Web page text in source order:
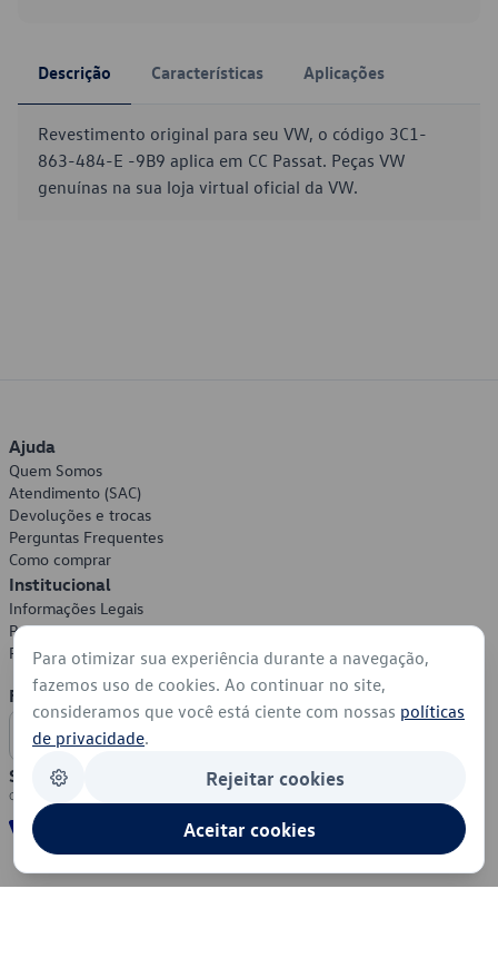
Descrição Características Aplicações
Revestimento original para seu VW, o código 3C1-
863-484-E -9B9 aplica em CC Passat. Peças VW
genuínas na sua loja virtual oficial da VW.
Ajuda
Quem Somos
Atendimento (SAC)
Devoluções e trocas
Perguntas Frequentes
Como comprar
Institucional
Informações Legais
Política de Privacidade
Política de Cookies
Formas de Pagamento
Segurança
Para otimizar sua experiência durante a navegação,
fazemos uso de cookies. Ao continuar no site,
consideramos que você está ciente com nossas políticas
de privacidade.
Rejeitar cookies
Aceitar cookies